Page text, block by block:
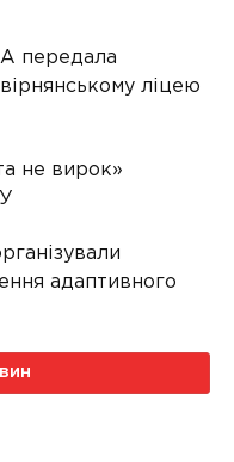
передала
ліцею
не вирок»
адаптивного